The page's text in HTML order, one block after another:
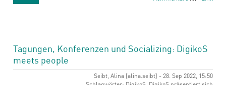
Tagungen, Konferenzen und Socializing: DigikoS
meets people
Seibt, Alina [alina.seibt] - 28. Sep 2022, 15:50